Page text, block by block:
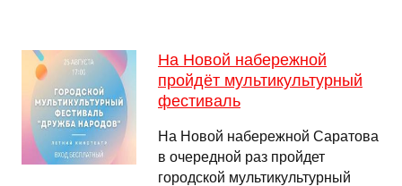
На Новой набережной
пройдёт мультикультурный
фестиваль
На Новой набережной Саратова
в очередной раз пройдет
городской мультикультурный